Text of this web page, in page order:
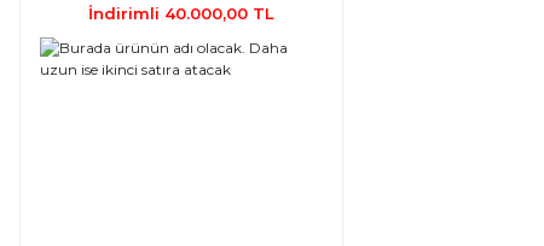
İndirimli 40.000,00 TL